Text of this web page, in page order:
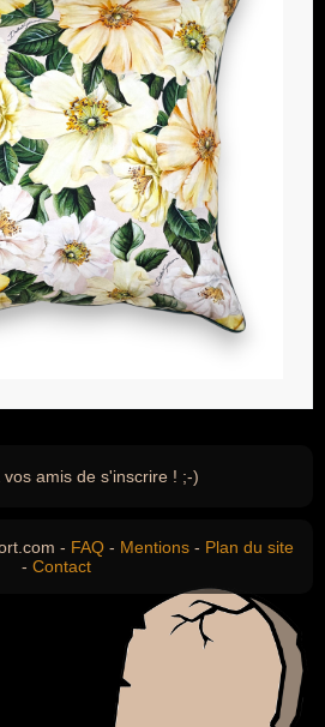
vos amis de s'inscrire ! ;-)
- FAQ - Mentions - Plan du site
- Contact